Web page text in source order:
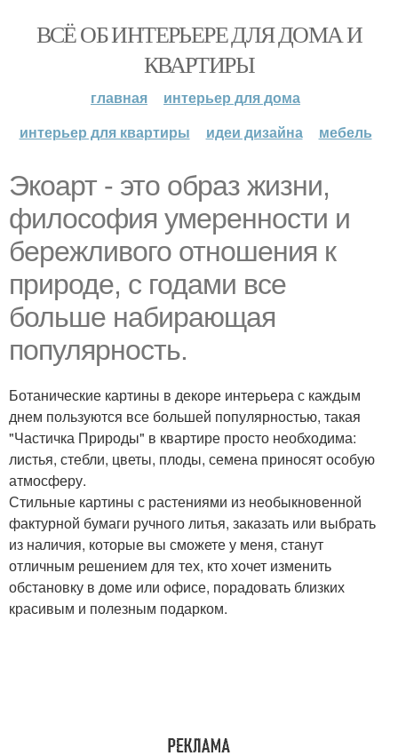
ВСЁ ОБ ИНТЕРЬЕРЕ ДЛЯ ДОМА И
КВАРТИРЫ
главная
интерьер для дома
интерьер для квартиры
идеи дизайна мебель
Экоарт - это образ жизни,
философия умеренности и
бережливого отношения к
природе, с годами все
больше набирающая
популярность.
Ботанические картины в декоре интерьера с каждым
днем пользуются все большей популярностью, такая
"Частичка Природы" в квартире просто необходима:
листья, стебли, цветы, плоды, семена приносят особую
атмосферу.
Стильные картины с растениями из необыкновенной
фактурной бумаги ручного литья, заказать или выбрать
из наличия, которые вы сможете у меня, станут
отличным решением для тех, кто хочет изменить
обстановку в доме или офисе, порадовать близких
красивым и полезным подарком.